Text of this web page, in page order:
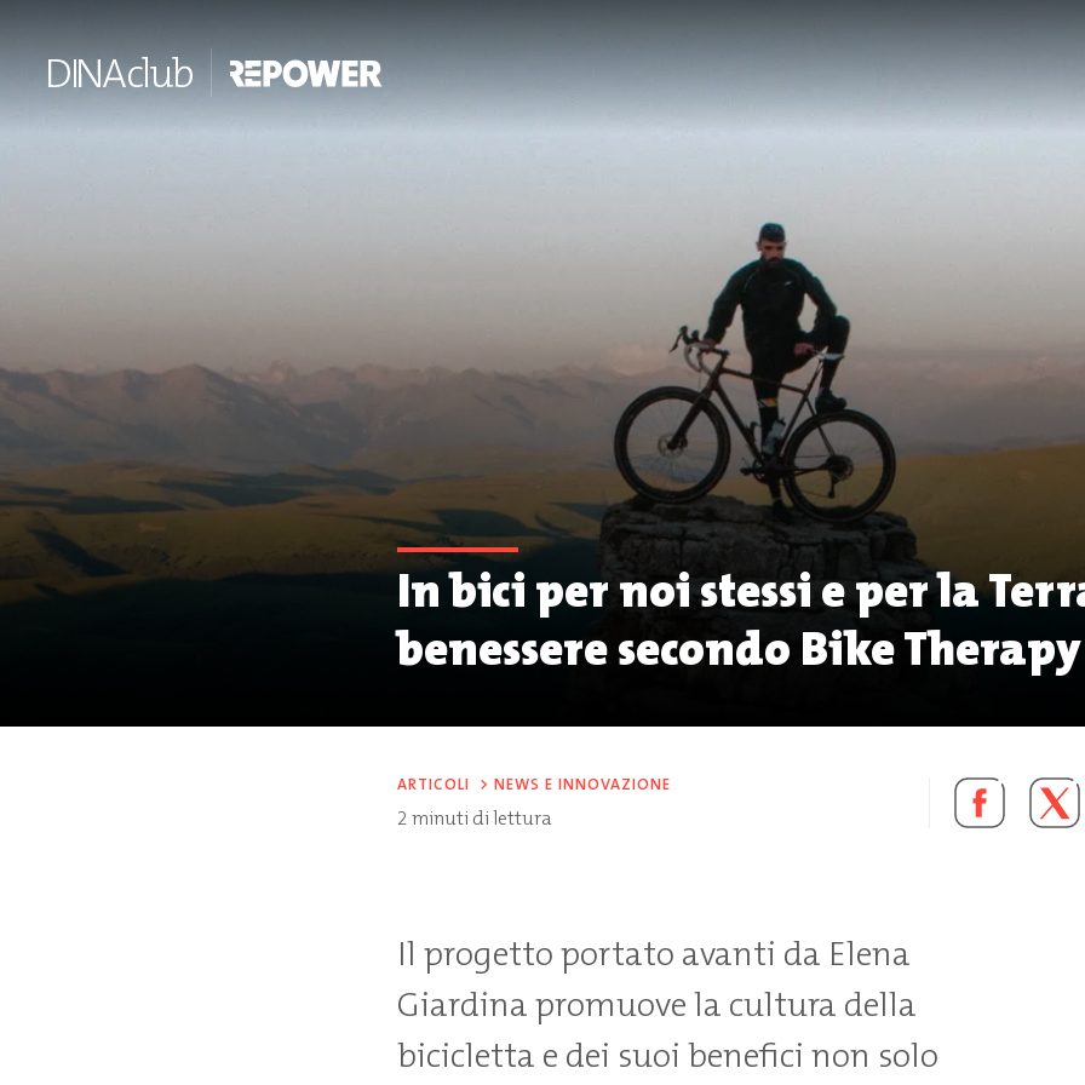
In bici per noi stessi e per la
benessere secondo Bike Therapy
ARTICOLI > NEWS E INNOVAZIONE
2minuti di lettura
Il progetto portato avanti da Elena
Giardina promuove la cultura della
bicicletta e dei suoi benefici non solo